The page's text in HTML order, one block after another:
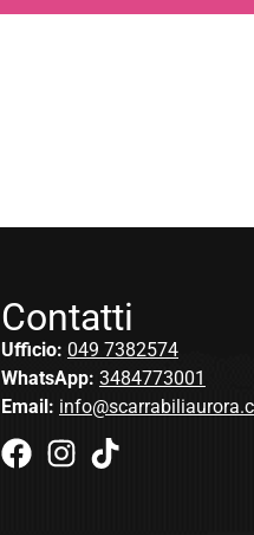
Contatti
Ufficio: 049 7382574
WhatsApp: 3484773001
Email: